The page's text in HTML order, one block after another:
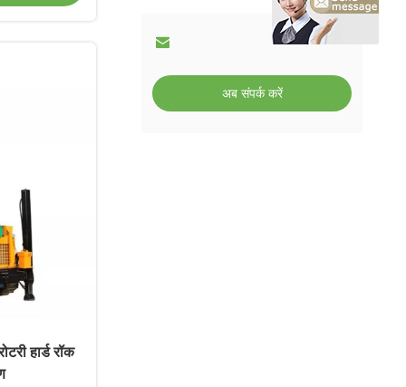
अब संपर्क करें
हार्ड रॉक